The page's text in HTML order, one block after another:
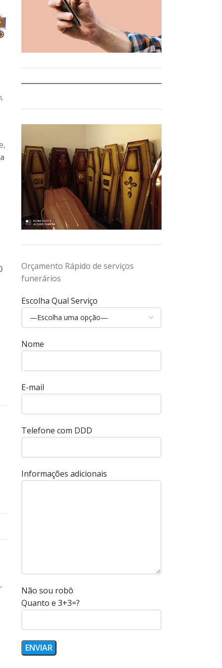
Orçamento Rápido de serviços
funerários
Escolha Qual Serviço
Nome
E-mail
Telefone com DDD
Informações adicionais
Não sou robô
Quanto e 3+3=?